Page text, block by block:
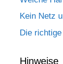
Kein Netz
Die
Hinweise